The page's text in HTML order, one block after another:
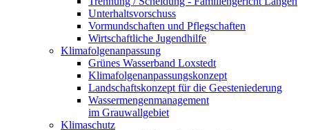
Unterhaltsvorschuss
Vormundschaften und Pflegschaften
Wirtschaftliche Jugendhilfe
Klimafolgenanpassung
Grünes Wasserband Loxstedt
Klimafolgenanpassungskonzept
Landschaftskonzept für die Geesteniederung
Wassermengenmanagement
im Grauwallgebiet
Klimaschutz